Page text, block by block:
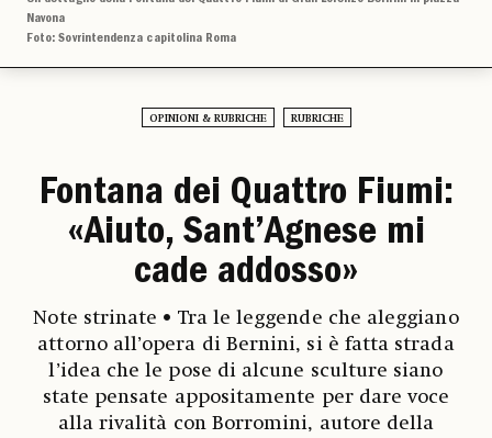
Navona
Foto: Sovrintendenza capitolina Roma
OPINIONI & RUBRICHE RUBRICHE
Fontana dei Quattro Fiumi:
«Aiuto, Sant’Agnese mi
cade addosso»
Note strinate • Tra le leggende che aleggiano
attorno all’opera di Bernini, si è fatta strada
l’idea che le pose di alcune sculture siano
state pensate appositamente per dare voce
alla rivalità con Borromini, autore della